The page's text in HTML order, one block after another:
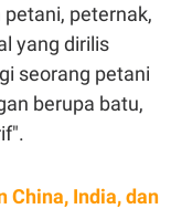
peternak,
yang dirilis
seorang petani
berupa batu,
China, India, dan